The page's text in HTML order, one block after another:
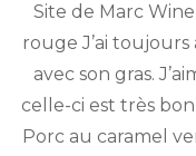
Site de Marc
rouge J’ai
avec son gras.
celle-ci est très
Porc au caramel